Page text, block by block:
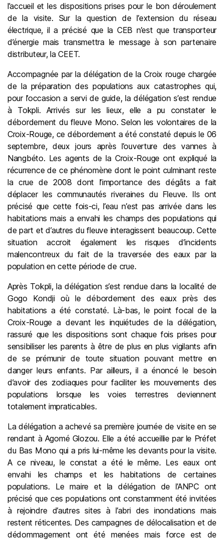
l’accueil et les dispositions prises pour le bon déroulement
de la visite. Sur la question de l’extension du réseau
électrique, il a précisé que la CEB n’est que transporteur
d’énergie mais transmettra le message à son partenaire
distributeur, la CEET.
Accompagnée par la délégation de la Croix rouge chargée
de la préparation des populations aux catastrophes qui,
pour l’occasion a servi de guide, la délégation s’est rendue
à Tokpli. Arrivés sur les lieux, elle a pu constater le
débordement du fleuve Mono. Selon les volontaires de la
Croix-Rouge, ce débordement a été constaté depuis le 06
septembre, deux jours après l’ouverture des vannes à
Nangbéto. Les agents de la Croix-Rouge ont expliqué la
récurrence de ce phénomène dont le point culminant reste
la crue de 2008 dont l’importance des dégâts a fait
déplacer les communautés riveraines du Fleuve. Ils ont
précisé que cette fois-ci, l’eau n’est pas arrivée dans les
habitations mais a envahi les champs des populations qui
de part et d’autres du fleuve interagissent beaucoup. Cette
situation accroit également les risques d’incidents
malencontreux du fait de la traversée des eaux par la
population en cette période de crue.
Après Tokpli, la délégation s’est rendue dans la localité de
Gogo Kondji où le débordement des eaux près des
habitations a été constaté. Là-bas, le point focal de la
Croix-Rouge a devant les inquiétudes de la délégation,
rassuré que les dispositions sont chaque fois prises pour
sensibiliser les parents à être de plus en plus vigilants afin
de se prémunir de toute situation pouvant mettre en
danger leurs enfants. Par ailleurs, il a énoncé le besoin
d’avoir des zodiaques pour faciliter les mouvements des
populations lorsque les voies terrestres deviennent
totalement impraticables.
La délégation a achevé sa première journée de visite en se
rendant à Agomé Glozou. Elle a été accueillie par le Préfet
du Bas Mono qui a pris lui-même les devants pour la visite.
A ce niveau, le constat a été le même. Les eaux ont
envahi les champs et les habitations de certaines
populations. Le maire et la délégation de l’ANPC ont
précisé que ces populations ont constamment été invitées
à rejoindre d’autres sites à l’abri des inondations mais
restent réticentes. Des campagnes de délocalisation et de
dédommagement ont été menées mais force est de